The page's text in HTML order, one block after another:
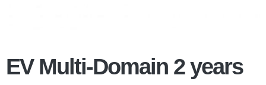
EV Multi-Domain 2 years